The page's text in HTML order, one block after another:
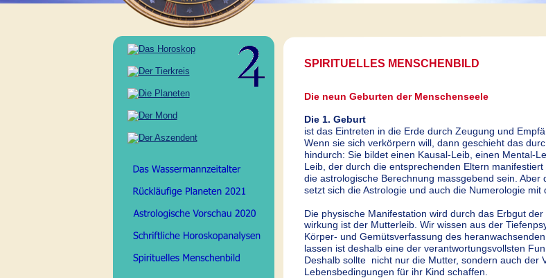
SPIRITUELLES MENSCHENBILD
Die neun Geburten der Menschenseele
Die 1. Geburt
ist das Eintreten in die Erde durch Zeugung und
Wenn sie sich verkörpern will, dann geschieht das
hindurch: Sie bildet einen Kausal-Leib, einen Mental-
Leib, der durch die entsprechenden Eltern
die astrologische Berechnung massgebend sein.
setzt sich die Astrologie und auch die Numerologie
Die physische Manifestation wird durch das Erbgut
wirkung ist der Mutterleib. Wir wissen aus der
Körper- und Gemütsverfassung des
lassen ist deshalb eine der verantwortungsvollsten
Deshalb sollte  nicht nur die Mutter, sondern auch
Lebensbedingungen für ihr Kind schaffen.